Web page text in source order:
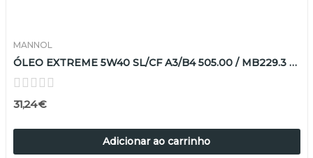
MANNOL
ÓLEO EXTREME 5W40 SL/CF A3/B4 505.00 / MB229.3 5LT
31,24 €
Adicionar ao carrinho